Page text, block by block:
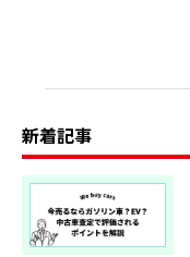
新着記事